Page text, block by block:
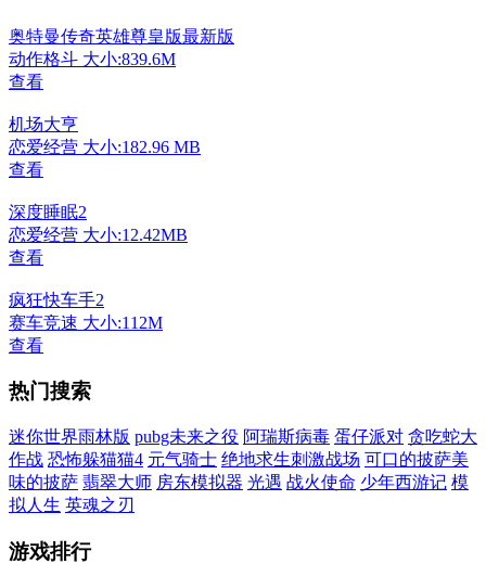
奥特曼传奇英雄尊皇版最新版
动作格斗 大小:839.6M
查看
机场大亨
恋爱经营 大小:182.96 MB
查看
深度睡眠2
恋爱经营 大小:12.42MB
查看
疯狂快车手2
赛车竞速 大小:112M
查看
热门搜索
迷你世界雨林版 pubg未来之役 阿瑞斯病毒 蛋仔派对 贪吃蛇大
作战 恐怖躲猫猫4 元气骑士 绝地求生刺激战场 可口的披萨美
味的披萨 翡翠大师 房东模拟器 光遇 战火使命 少年西游记 模
拟人生 英魂之刃
游戏排行